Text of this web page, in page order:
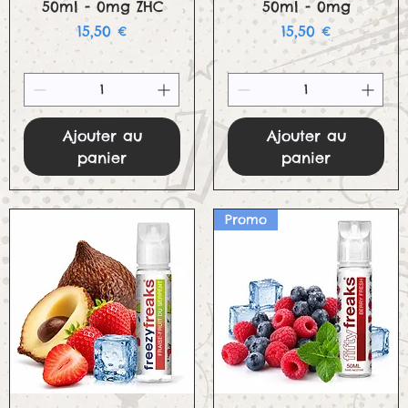
50ml - 0mg ZHC
Prix
15,50 €
Ajouter au
panier
50ml - 0mg
Prix
15,50 €
Ajouter au
panier
Promo